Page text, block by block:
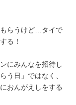
もらうけど…タイで
る！
にみんなを招待し
う日」ではなく、
おんがえしをする